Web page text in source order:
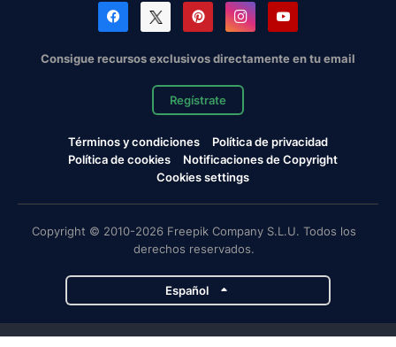
Consigue recursos exclusivos directamente en tu email
Regístrate
Términos y condiciones
Política de privacidad
Política de cookies
Notificaciones de Copyright
Cookies settings
Copyright © 2010-2026 Freepik Company S.L.U. Todos los
derechos reservados.
Español